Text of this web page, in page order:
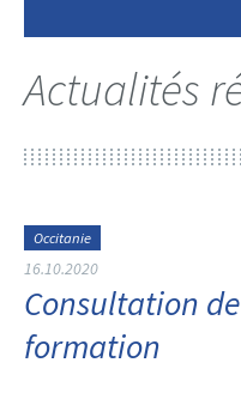
Actualités
Occitanie
16.10.2020
Consultation
formation